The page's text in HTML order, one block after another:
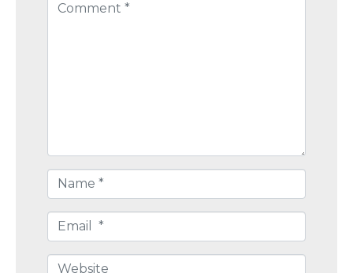
a
m
*
m
aW